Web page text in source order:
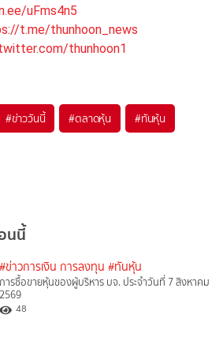
uFms4n5
t.me/thunhoon_news
thunhoon1
#ข่าววันนี้ #ตลาดหุ้น #ทันหุ้น
นนี้
#ข่าวการเงิน การลงทุน #ทันหุ้น
การซื้อขายหุ้นของผู้บริหาร บจ. ประจำวันที่ 7 สิงหาคม
2569
48